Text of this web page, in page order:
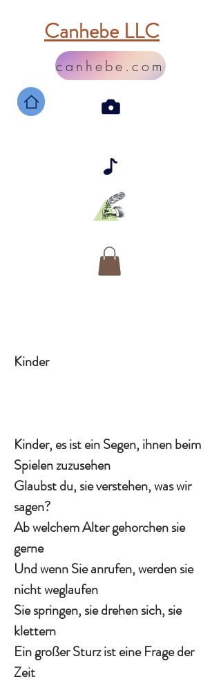
Canhebe LLC
canhebe.com
Kinder
Kinder, es ist ein Segen, ihnen beim
Spielen zuzusehen
Glaubst du, sie verstehen, was wir
sagen?
Ab welchem Alter gehorchen sie
gerne
Und wenn Sie anrufen, werden sie
nicht weglaufen
Sie springen, sie drehen sich, sie
klettern
Ein großer Sturz ist eine Frage der
Zeit